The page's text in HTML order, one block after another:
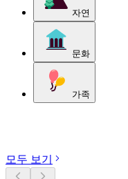
자연
문화
가족
모두 보기